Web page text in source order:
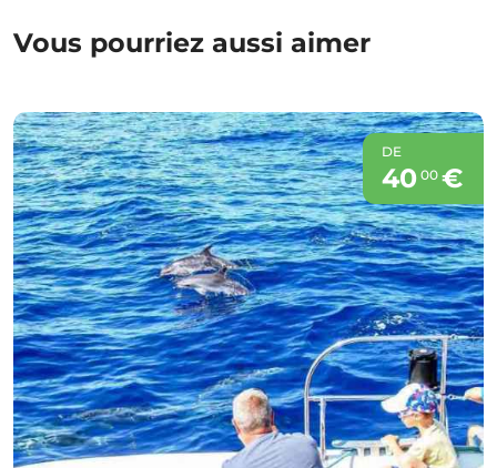
Vous pourriez aussi aimer
DE
40 00€